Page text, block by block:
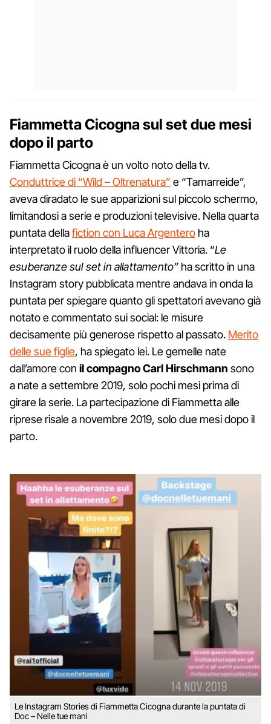
Fiammetta Cicogna sul set due mesi
dopo il parto
Fiammetta Cicogna è un volto noto della tv.
Conduttrice di “Wild – Oltrenatura” e “Tamarreide”,
aveva diradato le sue apparizioni sul piccolo schermo,
limitandosi a serie e produzioni televisive. Nella quarta
puntata dellafiction con Luca Argentero ha
interpretato il ruolo della influencer Vittoria. “Le
esuberanze sul set in allattamento” ha scritto in una
Instagram story pubblicata mentre andava in onda la
puntata per spiegare quanto gli spettatori avevano già
notato e commentato sui social: le misure
decisamente più generose rispetto al passato. Merito
delle sue figlie, ha spiegato lei. Le gemelle nate
dall’amore con il compagno Carl Hirschmann sono
a nate a settembre 2019, solo pochi mesi prima di
girare la serie. La partecipazione di Fiammetta alle
riprese risale a novembre 2019, solo due mesi dopo il
parto.
Le Instagram Stories di Fiammetta Cicogna durante la puntata di
Doc – Nelle tue mani